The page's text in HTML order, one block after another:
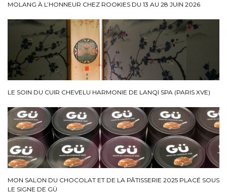
MOLANG À L’HONNEUR CHEZ ROOKIES DU 13 AU 28 JUIN 2026
LE SOIN DU CUIR CHEVELU HARMONIE DE LANQI SPA (PARIS XVE)
MON SALON DU CHOCOLAT ET DE LA PÂTISSERIE 2025 PLACÉ SOUS
LE SIGNE DE GÜ